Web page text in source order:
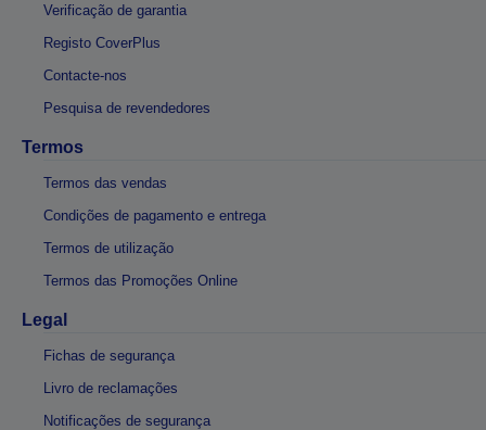
Verificação de garantia
Registo CoverPlus
Contacte-nos
Pesquisa de revendedores
Termos
Termos das vendas
Condições de pagamento e entrega
Termos de utilização
Termos das Promoções Online
Legal
Fichas de segurança
Livro de reclamações
Notificações de segurança